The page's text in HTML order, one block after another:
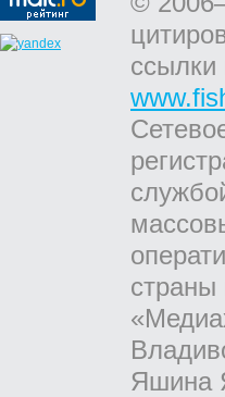
ссылки
Яшина